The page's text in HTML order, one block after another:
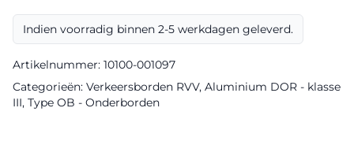
aantal
Indien voorradig binnen 2-5 werkdagen geleverd.
Artikelnummer: 10100-001097
Categorieën: Verkeersborden RVV, Aluminium DOR - klasse
III, Type OB - Onderborden